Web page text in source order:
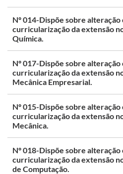
Nº 014-Dispõe sobre
curricularização da extensão
Química.
Nº 017-Dispõe sobre
curricularização da extensão
Mecânica Empresarial.
Nº 015-Dispõe sobre
curricularização da extensão
Mecânica.
Nº 018-Dispõe sobre
curricularização da extensão
de Computação.